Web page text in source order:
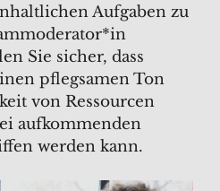
Aufgaben zu
Sie sicher, dass
pflegsamen Ton
von Ressourcen
aufkommenden
werden kann.